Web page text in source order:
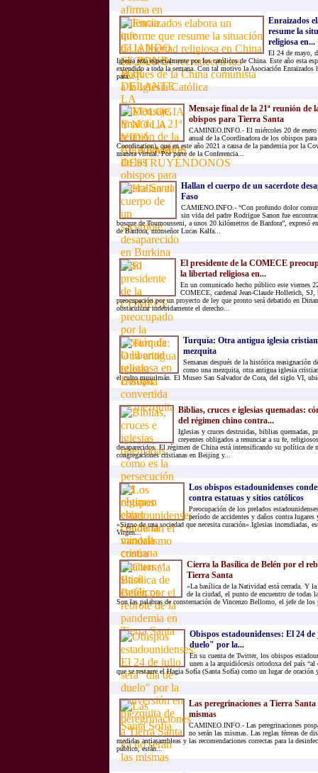
Enraizados
resume la
religiosa en...
El 24 de mayo,
Iglesia reza especialmente por los católicos de China. Este año esta
extendido a toda la semana. Con tal motivo la Asociación Enraizados
para...
Mensaje final de la 21ª reunión de
obispos para Tierra Santa
CAMINEO.INFO.- El miércoles 20 de enero
anual de la Coordinadora de los obispos
Coordination), que en este año 2021 a causa de la pandemia por la
manera virtual. Por parte de la Conferencia...
Hallan el cuerpo de un sacerdote
Faso
CAMIENO.INFO.- “Con profundo dolor
sin vida del padre Rodrigue Sanon fue
bosque de Toumousseni, a unos 20 kilómetros de Banfora”, expresó
de Banfora, monseñor Lucas Kalfa...
El presidente de la COMECE
la libertad religiosa en...
En un comunicado hecho público este viernes
COMECE, cardenal Jean-Claude Hollerich, SJ,
preocupación por un proyecto de ley que pronto será debatido en
obstaculizar indebidamente el derecho...
Turquía: Otra antigua iglesia
mezquita
Semanas después de la histórica reasignación
como una mezquita, otra antigua iglesia
el culto musulmán. El Museo San Salvador de Cora, del siglo VI,
Biblias, cruces e iglesias quemadas:
del régimen chino contra...
Iglesias y cruces destruidas, biblias quemadas,
creyentes obligados a renunciar a su fe,
desaparecidos. El régimen de China está intensificando su política de
congregaciones cristianas en Beijing y...
Los obispos estadounidenses
contra estatuas y sitios católicos
Preocupación de los prelados
período de accidentes y daños contra
«Signo de una sociedad que necesita curación».Iglesias incendiadas,
Virgen...
Cierra la Basílica de Belén por el
Tierra Santa
«La basílica de la Natividad está cerrada. Y la
de la ciudad, el punto de encuentro de todas
Son las palabras de consternación de Vincenzo Bellomo, el jefe de
Obispos estadounidenses: El 24
duelo" por la...
En su cuenta de Twitter, los obispos
unen a la arquidiócesis ortodoxa del país “al
que se restaure el Hagia Sofía (Santa Sofía) como un lugar de
Las peregrinaciones a Tierra Santa
mismas
CAMINEO.INFO.- Las peregrinaciones
no serán las mismas. Las reglas férreas de
medidas antiasambleas y las recomendaciones correctas para la
público, están...